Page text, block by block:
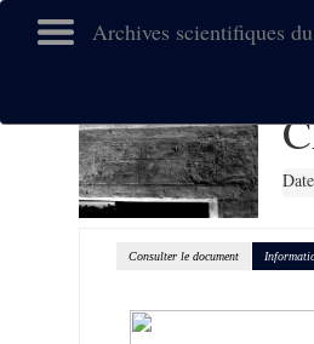
Archives scientifiques
Consulter le document